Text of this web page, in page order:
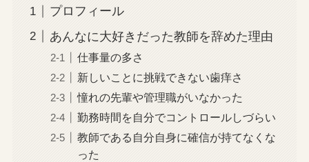
プロフィール
あんなに大好きだった教師を辞めた理由
仕事量の多さ
新しいことに挑戦できない歯痒さ
憧れの先輩や管理職がいなかった
勤務時間を自分でコントロールしづらい
教師である自分自身に確信が持てなくな
った